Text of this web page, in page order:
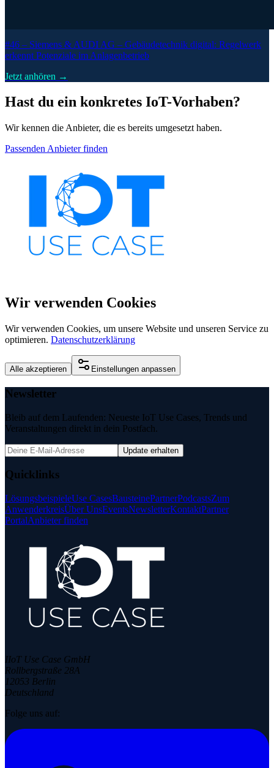
#46 – Siemens & AUDI AG – Gebäudetechnik digital: Regelwerk
erkennt Potenziale im Anlagenbetrieb
Jetzt anhören →
Hast du ein konkretes IoT-Vorhaben?
Wir kennen die Anbieter, die es bereits umgesetzt haben.
Passenden Anbieter finden
Wir verwenden Cookies
Wir verwenden Cookies, um unsere Website und unseren Service zu
optimieren. Datenschutzerklärung
Alle akzeptieren Einstellungen anpassen
Newsletter
Bleib auf dem Laufenden: Neueste IoT Use Cases, Trends und
Veranstaltungen direkt in dein Postfach.
Update erhalten
Quicklinks
LösungsbeispieleUse CasesBausteinePartnerPodcastsZum
AnwenderkreisÜber UnsEventsNewsletterKontaktPartner
PortalAnbieter finden
IIoT Use Case GmbH
Rollbergstraße 28A
12053 Berlin
Deutschland
Folge uns auf: